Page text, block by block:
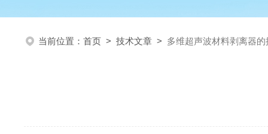
当前位置： 首页 > 技术文章 > 多维超声波材料剥离器